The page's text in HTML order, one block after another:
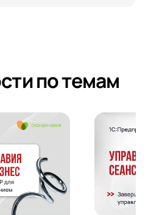
по темам